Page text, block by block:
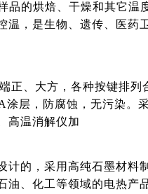
品的烘焙、干燥和其它温
温，是生物、遗传、医药
正、大方，各种按键排列
涂层，防腐蚀，无污染。
高温消解仪加
计的，采用高纯石墨材料
油、化工等领域的电热产